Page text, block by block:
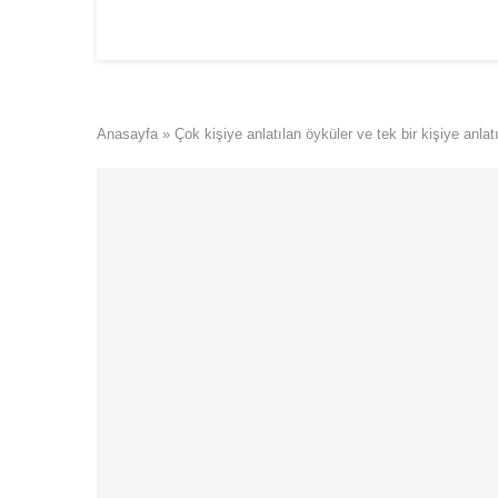
Anasayfa » Çok kişiye anlatılan öyküler ve tek bir kişiye